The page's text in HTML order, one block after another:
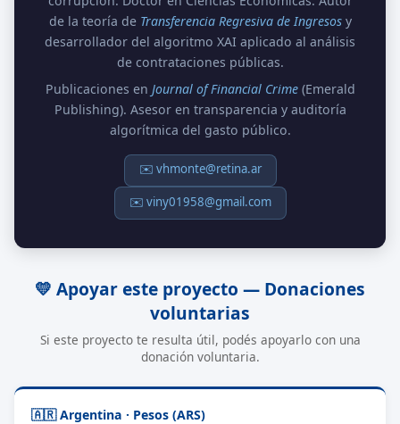
de la teoría de Transferencia Regresiva de Ingresosy
desarrollador del algoritmo XAI aplicado al análisis
de contrataciones públicas.
Publicaciones en Journal of Financial Crime(Emerald
Publishing). Asesor en transparencia y auditoría
algorítmica del gasto público.
✉️ vhmonte@retina.ar
✉️ viny01958@gmail.com
💛 Apoyar este proyecto — Donaciones
voluntarias
Si este proyecto te resulta útil, podés apoyarlo con una
donación voluntaria.
🇦🇷 Argentina · Pesos (ARS)